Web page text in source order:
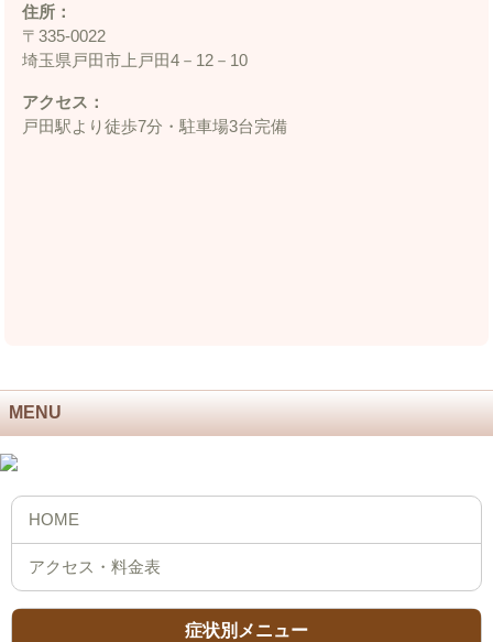
住所：
〒335‐0022
埼玉県戸田市上戸田4－12－10
アクセス：
戸田駅より徒歩7分・駐車場3台完備
MENU
症状別メニュー